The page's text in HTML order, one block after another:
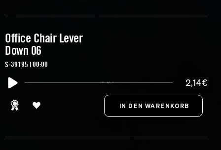
Office Chair Lever
Down 06
S-39195 | 00:00
2,14€